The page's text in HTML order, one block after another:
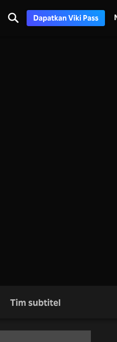
Dapatkan Viki Pass
Tim subtitel